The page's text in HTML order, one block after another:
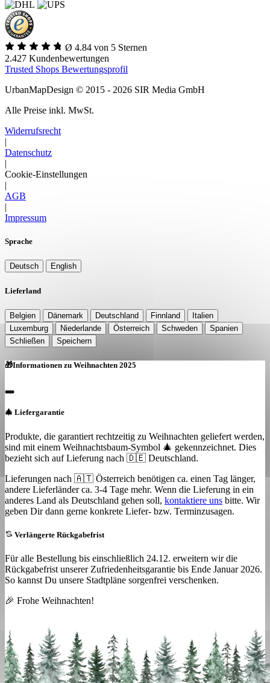
Ø 4.84 von 5 Sternen
2.427 Kundenbewertungen
Trusted Shops Bewertungsprofil
UrbanMapDesign © 2015 - 2026 SIR Media GmbH
Alle Preise inkl. MwSt.
Widerrufsrecht
|
Datenschutz
|
Cookie-Einstellungen
|
AGB
|
Impressum
Sprache
Deutsch English
Lieferland
Belgien Dänemark Deutschland Finnland
Italien
Luxemburg
Niederlande Österreich Schweden
Spanien
Schließen
Speichern
🎁Informationen zu Weihnachten 2025
🎄 Liefergarantie
Produkte, die garantiert rechtzeitig zu Weihnachten geliefert werden,
sind mit einem Weihnachtsbaum-Symbol 🎄 gekennzeichnet. Dies
bezieht sich auf Lieferung nach 🇩🇪 Deutschland.
Lieferungen nach 🇦🇹 Österreich benötigen ca. einen Tag länger,
andere Lieferländer ca. 3-4 Tage mehr. Wenn die Lieferung in ein
anderes Land als Deutschland gehen soll, kontaktiere uns bitte. Wir
geben Dir dann gerne konkrete Liefer- bzw. Terminzusagen.
Verlängerte Rückgabefrist
Für alle Bestellung bis einschließlich 24.12. erweitern wir die
Rückgabefrist unserer Zufriedenheitsgarantie bis Ende Januar 2026.
So kannst Du unsere Stadtpläne sorgenfrei verschenken.
🎉 Frohe Weihnachten!